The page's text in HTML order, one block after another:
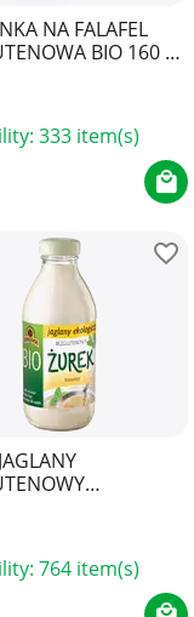
NA FALAFEL
BIO 160 g -
333 item(s)
BIO 320 ml -
764 item(s)